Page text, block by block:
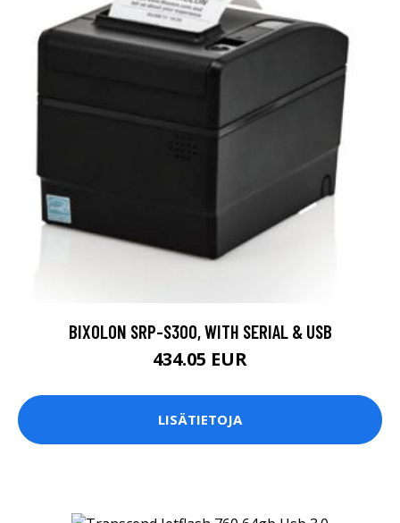
BIXOLON SRP-S300, WITH SERIAL & USB
434.05 EUR
LISÄTIETOJA